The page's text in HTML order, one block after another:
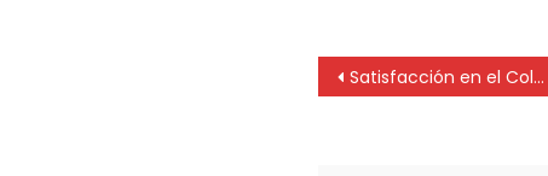
Satisfacción en el Colegio de Farmacéuticos por el rechazo de la Corte Suprema a Farmacity